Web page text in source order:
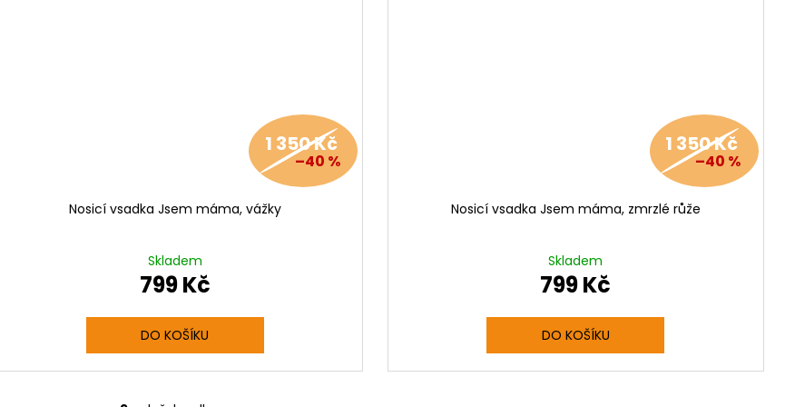
1 350 Kč
–40 %
Nosicí vsadka Jsem máma, vážky
Skladem
799 Kč
DO KOŠÍKU
1 350 Kč
–40 %
Nosicí vsadka Jsem máma, zmrzlé růže
Skladem
799 Kč
DO KOŠÍKU